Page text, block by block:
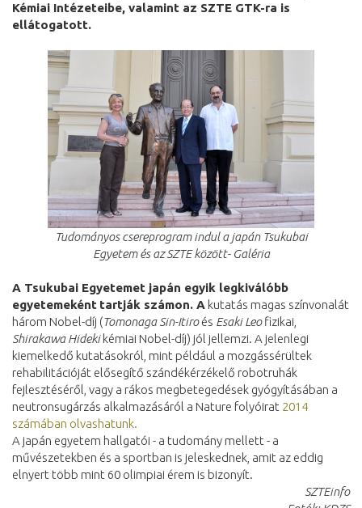
Kémiai Intézeteibe, valamint az SZTE GTK-ra is
ellátogatott.
Tudományos csereprogram indul a japán Tsukubai
Egyetem és az SZTE között- Galéria
A Tsukubai Egyetemet japán egyik legkiválóbb
egyetemeként tartják számon. A kutatás magas színvonalát
három Nobel-díj (Tomonaga Sin-Itiroés Esaki Leofizikai,
Shirakawa Hidekikémiai Nobel-díj) jól jellemzi. A jelenlegi
kiemelkedő kutatásokról, mint például a mozgássérültek
rehabilitációját elősegítő szándékérzékelő robotruhák
fejlesztéséről, vagy a rákos megbetegedések gyógyításában a
neutronsugárzás alkalmazásáról a Nature folyóirat 2014
számában olvashatunk.
A japán egyetem hallgatói - a tudomány mellett - a
művészetekben és a sportban is jeleskednek, amit az eddig
elnyert több mint 60 olimpiai érem is bizonyít.
SZTEinfo